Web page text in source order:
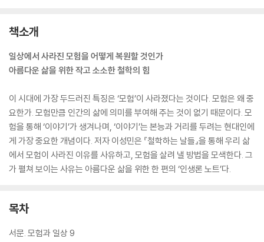
책소개
일상에서 사라진 모험을 어떻게 복원할 것인가
아름다운 삶을 위한 작고 소소한 철학의 힘
이 시대에 가장 두드러진 특징은 ‘모험’이 사라졌다는 것이다. 모험은 왜 중
요한가. 모험만큼 인간의 삶에 의미를 부여해 주는 것이 없기 때문이다. 모
험을 통해 ‘이야기’가 생겨나며, ‘이야기’는 본능과 거리를 두려는 현대인에
게 가장 중요한 개념이다. 저자 이성민은 『철학하는 날들』을 통해 우리 삶
에서 모험이 사라진 이유를 사유하고, 모험을 살려 낼 방법을 모색한다. 그
가 펼쳐 보이는 사유는 아름다운 삶을 위한 한 편의 ‘인생론 노트’다.
목차
서문. 모험과 일상 9